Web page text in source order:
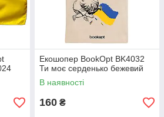
Екошопер BookOpt BK4032
Ти моє серденько бежевий
В наявності
160 ₴